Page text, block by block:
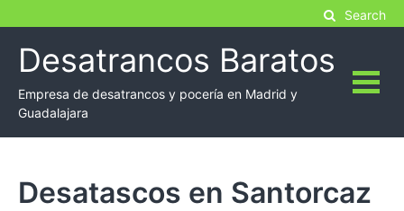
content
Search
Desatrancos Baratos
Empresa de desatrancos y pocería en Madrid y
Guadalajara
Desatascos en Santorcaz